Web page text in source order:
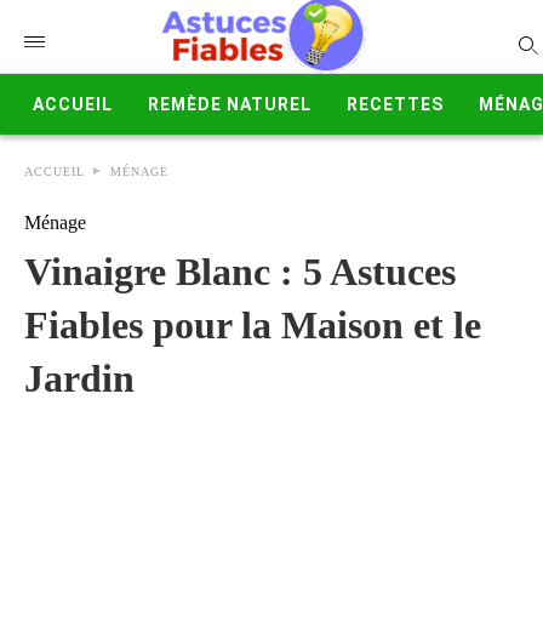
ACCUEIL REMÈDE NATUREL RECETTES
ACCUEIL MÉNAGE
Ménage
Vinaigre Blanc : 5 Astuces
Fiables pour la Maison et le
Jardin